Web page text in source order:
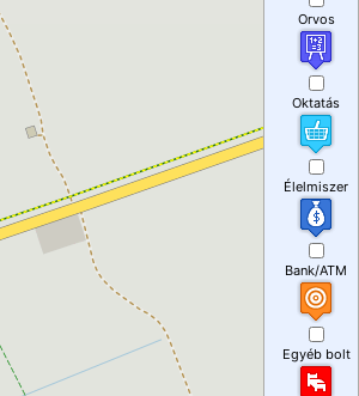
Orvos
Oktatás
Élelmiszer
Bank/ATM
Egyéb bolt